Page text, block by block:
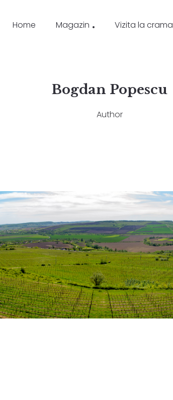
Home Magazin Vizita la crama
Bogdan Popescu
Author